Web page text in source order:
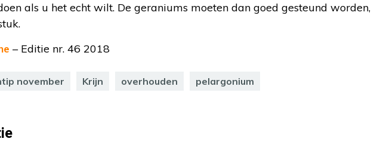
als u het echt wilt. De geraniums moeten dan goed gesteund worden,
– Editie nr. 46 2018
november Krijn overhouden pelargonium